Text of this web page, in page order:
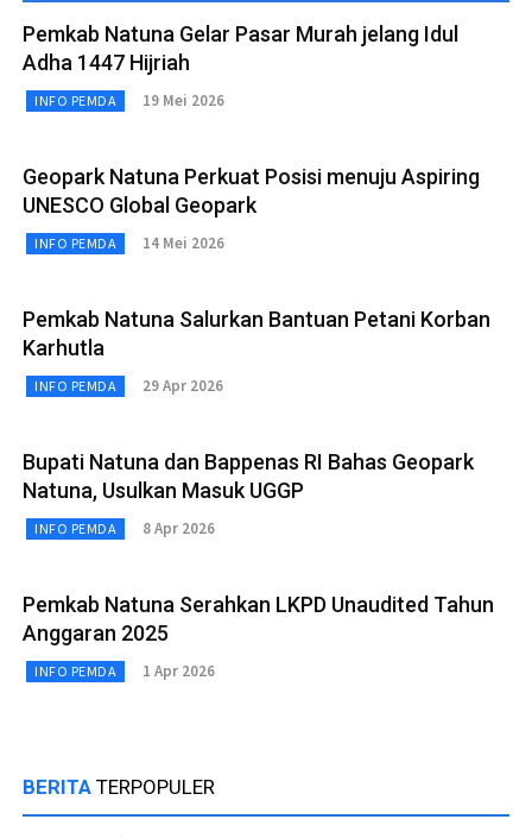
Pemkab Natuna Gelar Pasar Murah jelang Idul
Adha 1447 Hijriah
INFO PEMDA 19 Mei 2026
Geopark Natuna Perkuat Posisi menuju Aspiring
UNESCO Global Geopark
INFO PEMDA 14 Mei 2026
Pemkab Natuna Salurkan Bantuan Petani Korban
Karhutla
INFO PEMDA 29 Apr 2026
Bupati Natuna dan Bappenas RI Bahas Geopark
Natuna, Usulkan Masuk UGGP
INFO PEMDA 8 Apr 2026
Pemkab Natuna Serahkan LKPD Unaudited Tahun
Anggaran 2025
INFO PEMDA 1 Apr 2026
BERITA TERPOPULER